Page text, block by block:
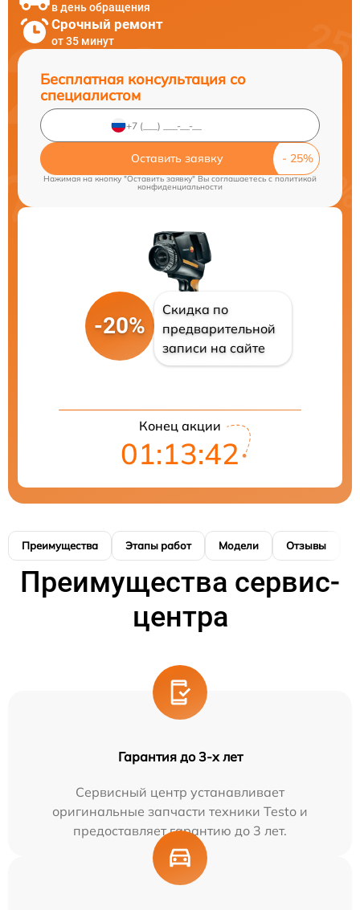
в день обращения
Срочный ремонт
от 35 минут
Бесплатная консультация со
специалистом
Оставить заявку
Нажимая на кнопку "Оставить заявку" Вы соглашаетесь cполитикой
конфиденциальности
-20%
Скидка по
предварительной
записи на сайте
Конец акции
01:13:41
Преимущества Этапы работ Модели Отзывы
Преимущества сервис-
центра
Гарантия до 3-х лет
Сервисный центр устанавливает
оригинальные запчасти техники Testo и
предоставляет гарантию до 3 лет.